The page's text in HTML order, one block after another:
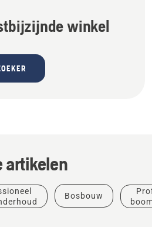
winkel
artikelen
BosbouwOplossingen
Complete